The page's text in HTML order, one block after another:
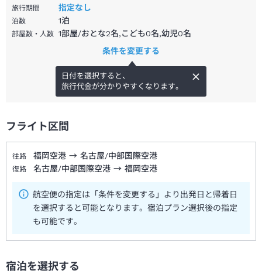
旅行期間 指定なし
泊数 1泊
部屋数・人数 1部屋/おとな2名,こども0名,幼児0名
条件を変更する
日付を選択すると、
旅行代金が分かりやすくなります。
フライト区間
往路 福岡空港 → 名古屋/中部国際空港
復路 名古屋/中部国際空港 → 福岡空港
航空便の指定は「条件を変更する」より出発日と帰着日
を選択すると可能となります。宿泊プラン選択後の指定
も可能です。
宿泊を選択する